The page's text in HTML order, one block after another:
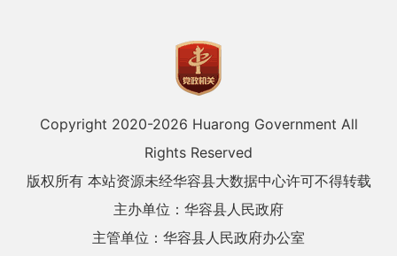
Copyright 2020-2026 Huarong Government All
Rights Reserved
版权所有 本站资源未经华容县大数据中心许可不得转载
主办单位：华容县人民政府
主管单位：华容县人民政府办公室